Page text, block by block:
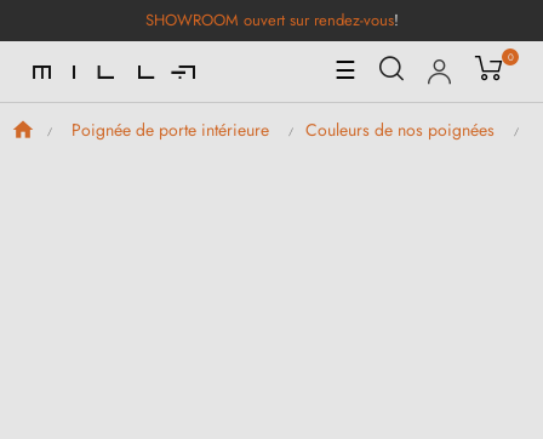
SHOWROOM ouvert sur rendez-vous!
Basculer
la
navigation
☰ 0
Poignée de porte intérieure Couleurs de nos poignées